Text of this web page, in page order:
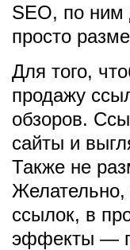
SEO, по ним
просто
Для того,
продажу
обзоров.
сайты и
Также не
Желательно,
ссылок, в
эффекты —